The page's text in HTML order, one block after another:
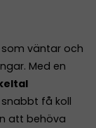
väntar och
Med en
få koll
att behöva